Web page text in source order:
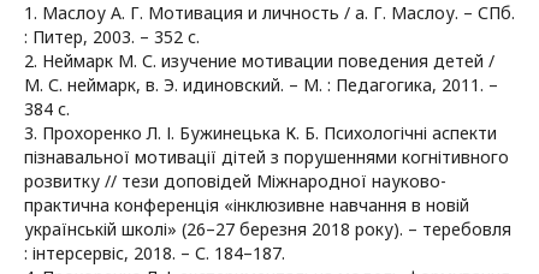
1. Маслоу А. Г. Мотивация и личность / а. Г. Маслоу. – СПб.
: Питер, 2003. – 352 с.
2. Неймарк М. С. изучение мотивации поведения детей /
М. С. неймарк, в. Э. идиновский. – М. : Педагогика, 2011. –
384 с.
3. Прохоренко Л. І. Бужинецька К. Б. Психологічні аспекти
пізнавальної мотивації дітей з порушеннями когнітивного
розвитку // тези доповідей Міжнародної науково-
практична конференція «інклюзивне навчання в новій
українській школі» (26–27 березня 2018 року). – теребовля
: інтерсервіс, 2018. – С. 184–187.